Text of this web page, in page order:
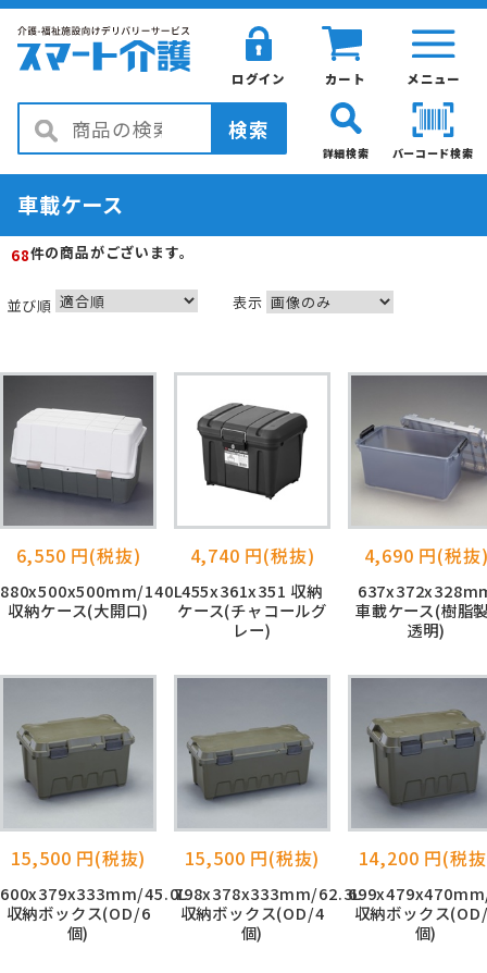
メニュー
カート
ログイン
検索
バーコード検索
詳細検索
車載ケース
68件の商品がございます。
並び順 表示
6,550 円(税抜)
880x500x500mm/140L
収納ケース(大開口)
4,740 円(税抜)
455x361x351 収納
ケース(チャコールグ
レー)
4,690 円(税抜
車載ケース(樹脂
透明)
15,500 円(税抜)
600x379x333mm/45.0L
収納ボックス(OD/6
個)
15,500 円(税抜)
798x378x333mm/62.3L
収納ボックス(OD/4
個)
14,200 円(税
収納ボックス
個)